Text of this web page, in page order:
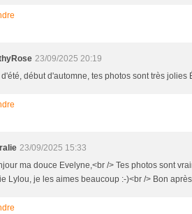
23/09/2025 20:19
d'été, début d'automne, tes photos sont très
23/09/2025 15:33
ma douce Evelyne,<br /> Tes photos sont
Lylou, je les aimes beaucoup :-)<br /> Bon